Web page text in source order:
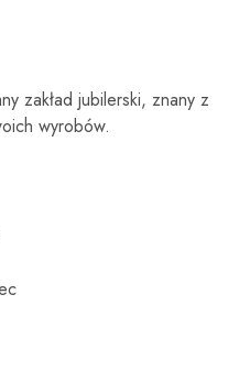
zakład jubilerski, znany z
wyrobów.